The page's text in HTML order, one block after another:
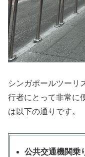
シンガポールツーリ
行者にとって非常に
は以下の通りです。
公共交通機関乗